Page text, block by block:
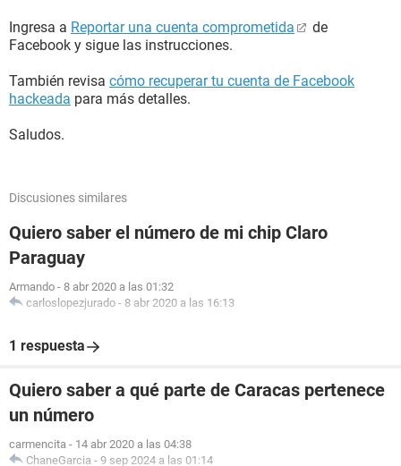
Ingresa a Reportar una cuenta comprometida
de
Facebook y sigue las instrucciones.
También revisa cómo recuperar tu cuenta de Facebook
hackeada para más detalles.
Saludos.
Discusiones similares
Quiero saber el número de mi chip Claro
Paraguay
Armando - 8 abr 2020 a las 01:32
carloslopezjurado - 8 abr 2020 a las 16:13
1 respuesta
Quiero saber a qué parte de Caracas pertenece
un número
carmencita - 14 abr 2020 a las 04:38
ChaneGarcia - 9 sep 2024 a las 01:14